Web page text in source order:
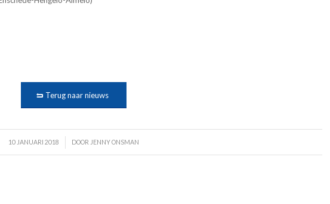
Terug naar nieuws
10 JANUARI 2018
/ DOOR JENNY ONSMAN